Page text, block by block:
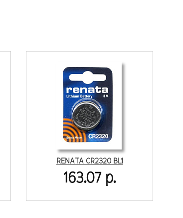
RENATA CR2320 BL1
163.07 р.